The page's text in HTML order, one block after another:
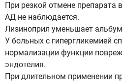
При резкой отмене
АД не наблюдается.
Лизиноприл уменьшает
У больных с гипергликемией
нормализации функции
эндотелия.
При длительном применении